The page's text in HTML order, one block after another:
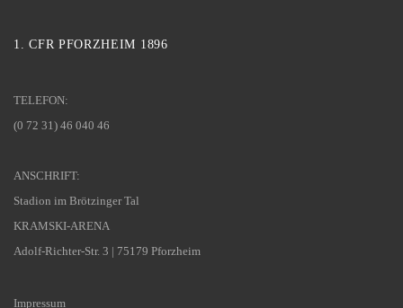
1. CFR PFORZHEIM 1896
TELEFON:
(0 72 31) 46 040 46
ANSCHRIFT:
Stadion im Brötzinger Tal
KRAMSKI-ARENA
Adolf-Richter-Str. 3 | 75179 Pforzheim
Impressum